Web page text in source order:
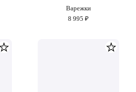
Варежки
8 995 ₽